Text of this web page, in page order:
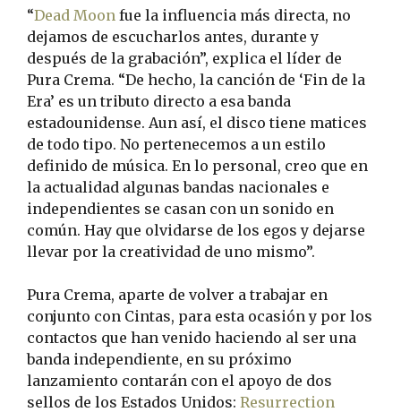
“Dead Moon fue la influencia más directa, no
dejamos de escucharlos antes, durante y
después de la grabación”, explica el líder de
Pura Crema. “De hecho, la canción de ‘Fin de la
Era’ es un tributo directo a esa banda
estadounidense. Aun así, el disco tiene matices
de todo tipo. No pertenecemos a un estilo
definido de música. En lo personal, creo que en
la actualidad algunas bandas nacionales e
independientes se casan con un sonido en
común. Hay que olvidarse de los egos y dejarse
llevar por la creatividad de uno mismo”.
Pura Crema, aparte de volver a trabajar en
conjunto con Cintas, para esta ocasión y por los
contactos que han venido haciendo al ser una
banda independiente, en su próximo
lanzamiento contarán con el apoyo de dos
sellos de los Estados Unidos: Resurrection